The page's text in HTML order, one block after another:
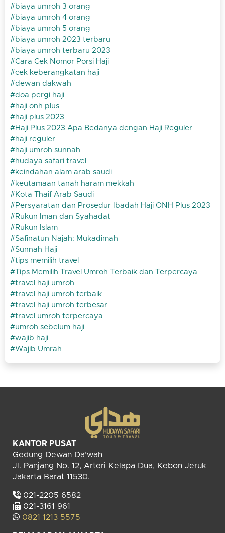
biaya umroh 3 orang
biaya umroh 4 orang
biaya umroh 5 orang
biaya umroh 2023 terbaru
biaya umroh terbaru 2023
Cara Cek Nomor Porsi Haji
cek keberangkatan haji
dewan dakwah
doa pergi haji
haji onh plus
haji plus 2023
Haji Plus 2023 Apa Bedanya dengan Haji Reguler
haji reguler
haji umroh sunnah
hudaya safari travel
keindahan alam arab saudi
keutamaan tanah haram mekkah
Kota Thaif Arab Saudi
Persyaratan dan Prosedur Ibadah Haji ONH Plus 2023
Rukun Iman dan Syahadat
Rukun Islam
Safinatun Najah: Mukadimah
Sunnah Haji
tips memilih travel
Tips Memilih Travel Umroh Terbaik dan Terpercaya
travel haji umroh
travel haji umroh terbaik
travel haji umroh terbesar
travel umroh terpercaya
umroh sebelum haji
wajib haji
Wajib Umrah
KANTOR PUSAT
Gedung Dewan Da’wah
Jl. Panjang No. 12, Arteri Kelapa Dua, Kebon Jeruk
Jakarta Barat 11530.
021-2205 6582
021-3161 961
0821 1213 5575